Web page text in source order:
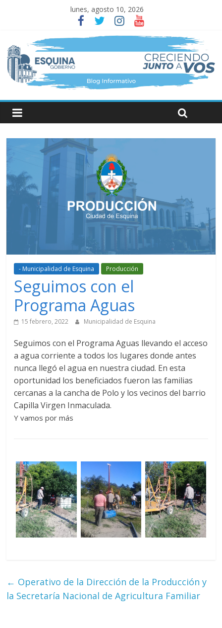
lunes, agosto 10, 2026
- Municipalidad de Esquina Producción
Seguimos con el
Programa Aguas
15 febrero, 2022 Municipalidad de Esquina
Seguimos con el Programa Aguas llevando el acceso
a agua corriente a todos los lugares donde antes
nunca llegó el agua en nuestra ciudad. En esta
oportunidad los beneficiados fueron las familias
cercanas a la cancha de Polo y los vecinos del barrio
Capilla Virgen Inmaculada.
Y vamos por más
← Operativo de la Dirección de la Producción y
la Secretaría Nacional de Agricultura Familiar